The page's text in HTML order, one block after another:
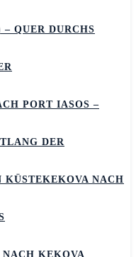
– QUER DURCHS
PORT IASOS –
DER
KÜSTEKEKOVA NACH
KEKOVA